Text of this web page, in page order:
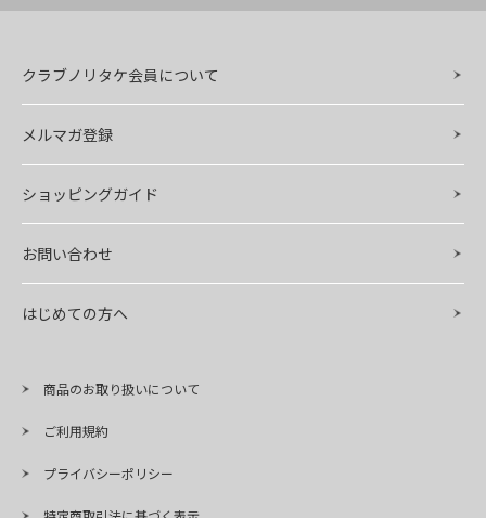
クラブノリタケ会員について
メルマガ登録
ショッピングガイド
お問い合わせ
はじめての方へ
商品のお取り扱いについて
ご利用規約
プライバシーポリシー